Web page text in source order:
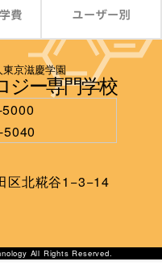
京滋慶学園
ジー専門学校
北糀谷1−3−14
All Rights Reserved.